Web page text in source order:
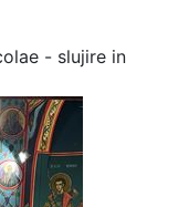
- slujire in